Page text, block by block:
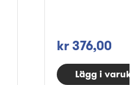
kr 376,00
Lägg i